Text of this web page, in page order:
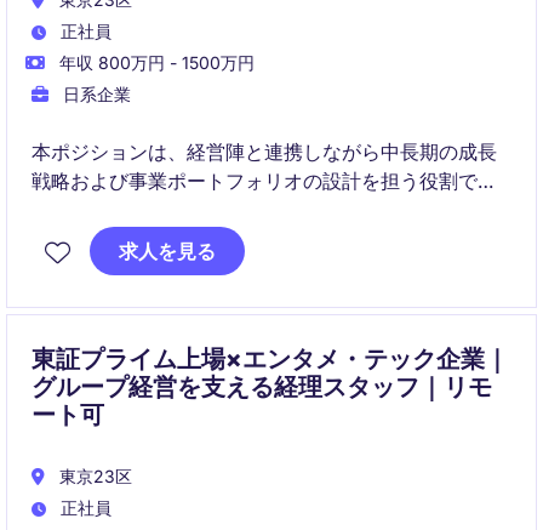
正社員
年収 800万円 - 1500万円
日系企業
本ポジションは、経営陣と連携しながら中長期の成長
戦略および事業ポートフォリオの設計を担う役割で
ら実行まで一貫してリードいただきます。
求人を見る
東証プライム上場×エンタメ・テック企業｜
グループ経営を支える経理スタッフ｜リモ
ート可
東京23区
正社員